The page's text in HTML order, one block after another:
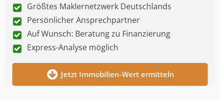
Größtes Maklernetzwerk Deutschlands
Persönlicher Ansprechpartner
Auf Wunsch: Beratung zu Finanzierung
Express-Analyse möglich
Jetzt Immobilien-Wert ermitteln